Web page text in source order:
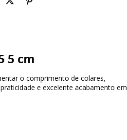
5 cm
o comprimento de colares,
e excelente acabamento em